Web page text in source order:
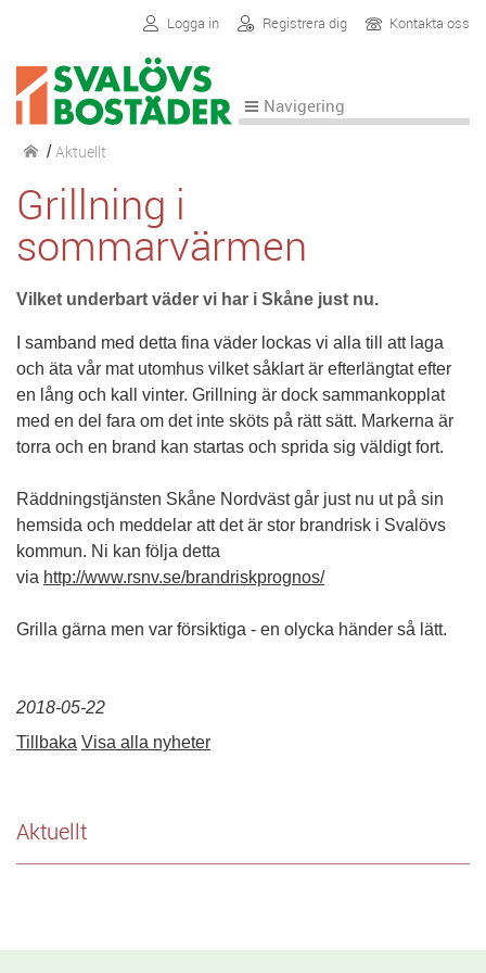
Logga in Registrera dig Kontakta oss
Navigering
/ Aktuellt
Aktuellt
Grillning i
sommarvärmen
Vilket underbart väder vi har i Skåne just nu.
I samband med detta fina väder lockas vi alla till att laga
och äta vår mat utomhus vilket såklart är efterlängtat efter
en lång och kall vinter. Grillning är dock sammankopplat
med en del fara om det inte sköts på rätt sätt. Markerna är
torra och en brand kan startas och sprida sig väldigt fort.
Räddningstjänsten Skåne Nordväst går just nu ut på sin
hemsida och meddelar att det är stor brandrisk i Svalövs
kommun. Ni kan följa detta
via http://www.rsnv.se/brandriskprognos/
Grilla gärna men var försiktiga - en olycka händer så lätt.
2018-05-22
Tillbaka Visa alla nyheter